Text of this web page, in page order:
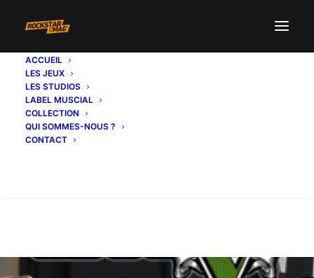
ACCUEIL
LES JEUX
LES STUDIOS
LABEL MUSCIAL
COLLECTION
QUI SOMMES-NOUS ?
CONTACT